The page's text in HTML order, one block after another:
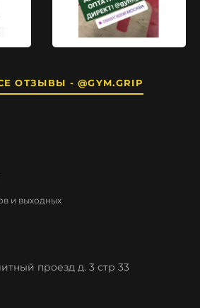
ОТЗЫВЫ - @GYM.GRIP
и выходных
проезд д. 3 стр 33